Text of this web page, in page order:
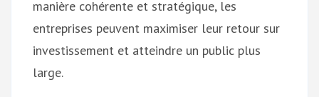
manière cohérente et stratégique, les
entreprises peuvent maximiser leur retour sur
investissement et atteindre un public plus
large.